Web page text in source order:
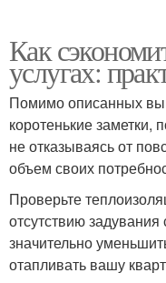
Как
услугах:
Помимо описанных
коротенькие
не отказываясь от
объем своих
Проверьте
отсутствию
значительно
отапливать вашу